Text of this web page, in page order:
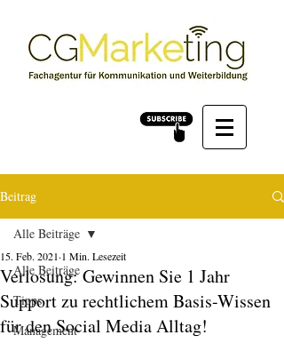
Beitrag
Alle Beiträge
Tipps
Management
Alle Beiträge
Verlosung: Gewinnen Sie 1 Jahr
Support zu rechtlichem Basis-Wissen
für den Social Media Alltag!
15. Feb. 2021 1 Min. Lesezeit